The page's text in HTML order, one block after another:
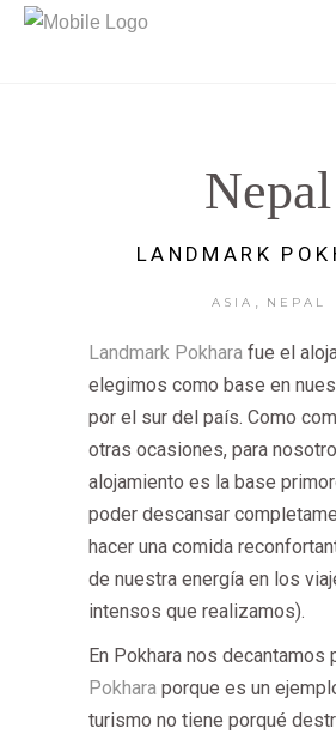
Nepal
LANDMARK
ASIA NEPAL
Landmark Pokhara fue el
elegimos como base en
por el sur del país. Como
otras ocasiones, para
alojamiento es la base
poder descansar
hacer una comida
de nuestra energía en los
intensos que realizamos).
En Pokhara nos decantamos
Pokhara porque es un
turismo no tiene porqué